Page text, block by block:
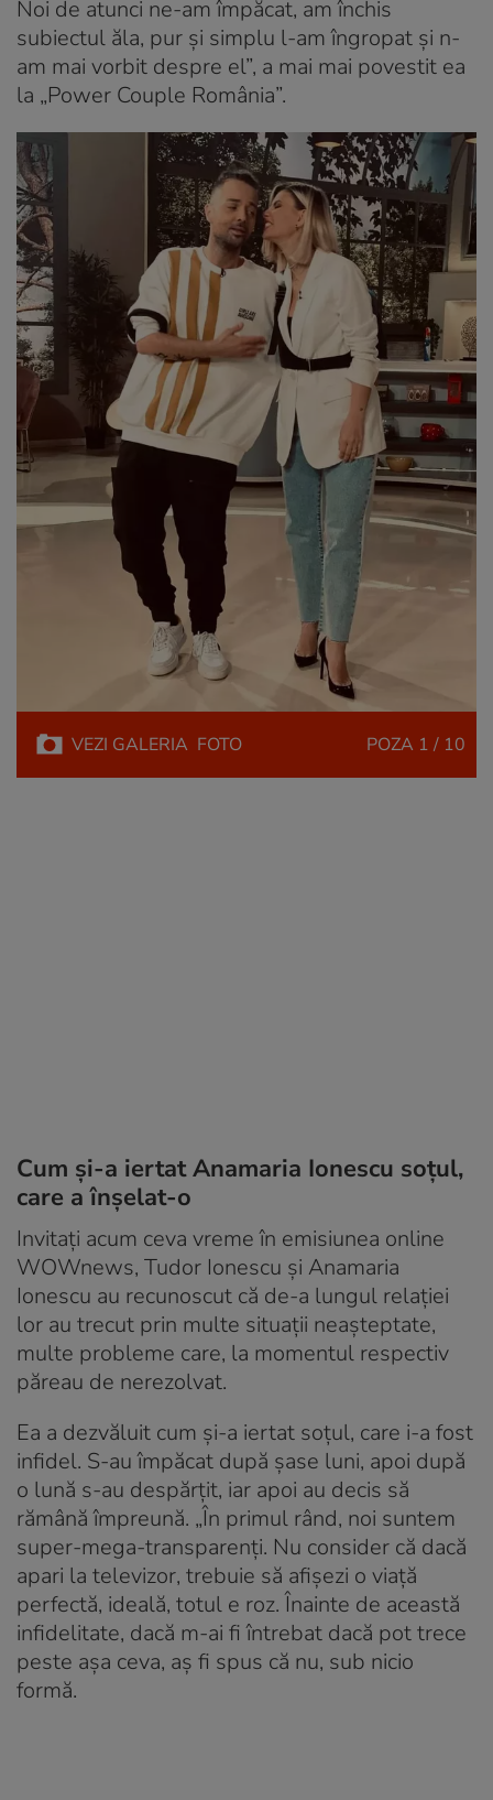
Noi de atunci ne-am împăcat, am închis
subiectul ăla, pur și simplu l-am îngropat și n-
am mai vorbit despre el”, a mai mai povestit ea
la „Power Couple România”.
VEZI GALERIA FOTO POZA 1 / 10
Cum și-a iertat Anamaria Ionescu soțul,
care a înșelat-o
Invitați acum ceva vreme în emisiunea online
WOWnews, Tudor Ionescu și Anamaria
Ionescu au recunoscut că de-a lungul relației
lor au trecut prin multe situații neașteptate,
multe probleme care, la momentul respectiv
păreau de nerezolvat.
Ea a dezvăluit cum și-a iertat soțul, care i-a fost
infidel. S-au împăcat după șase luni, apoi după
o lună s-au despărțit, iar apoi au decis să
rămână împreună. „În primul rând, noi suntem
super-mega-transparenți. Nu consider că dacă
apari la televizor, trebuie să afișezi o viață
perfectă, ideală, totul e roz. Înainte de această
infidelitate, dacă m-ai fi întrebat dacă pot trece
peste așa ceva, aș fi spus că nu, sub nicio
formă.